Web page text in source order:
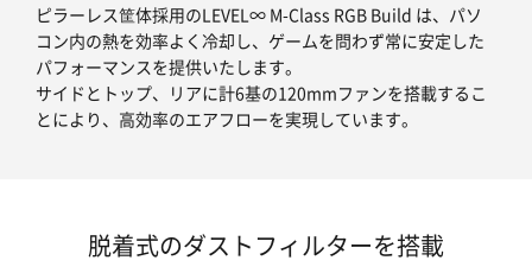
ピラーレス筐体採用のLEVEL∞ M-Class RGB Build は、パソ
コン内の熱を効率よく冷却し、ゲームを問わず常に安定した
パフォーマンスを提供いたします。
サイドとトップ、リアに計6基の120mmファンを搭載するこ
とにより、高効率のエアフローを実現しています。
脱着式のダストフィルターを搭載